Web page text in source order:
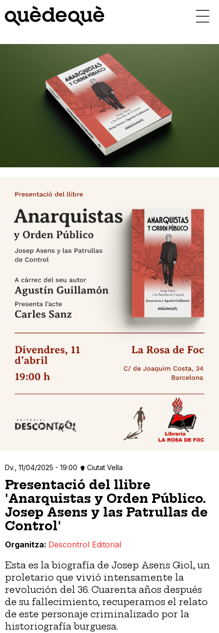
contingut
Dv., 11/04/2025 - 19:00 Ciutat Vella
Presentació del llibre
'Anarquistas y Orden Público.
Josep Asens y las Patrullas de
Control'
Organitza Descontrol Editorial
Esta es la biografía de Josep Asens Giol, un
proletario que vivió intensamente la
revolución del 36. Cuarenta años después
de su fallecimiento, recuperamos el relato
de este personaje criminalizado por la
historiografía burguesa.